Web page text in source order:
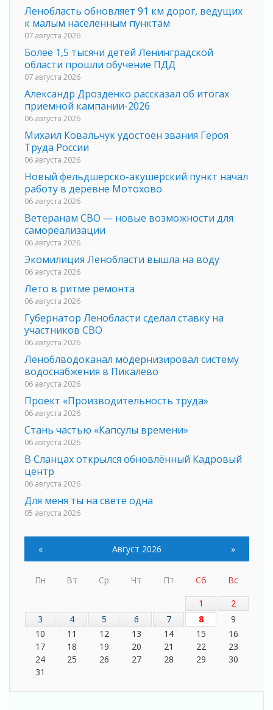
Ленобласть обновляет 91 км дорог, ведущих
к малым населенным пунктам
07 августа 2026
Более 1,5 тысячи детей Ленинградской
области прошли обучение ПДД
07 августа 2026
Александр Дрозденко рассказал об итогах
приемной кампании-2026
06 августа 2026
Михаил Ковальчук удостоен звания Героя
Труда России
06 августа 2026
Новый фельдшерско-акушерский пункт начал
работу в деревне Мотохово
06 августа 2026
Ветеранам СВО — новые возможности для
самореализации
06 августа 2026
Экомилиция Ленобласти вышла на воду
06 августа 2026
Лето в ритме ремонта
06 августа 2026
Губернатор Ленобласти сделал ставку на
участников СВО
06 августа 2026
Леноблводоканал модернизировал систему
водоснабжения в Пикалево
06 августа 2026
Проект «Производительность труда»
06 августа 2026
Стань частью «Капсулы времени»
06 августа 2026
В Сланцах открылся обновлённый Кадровый
центр
06 августа 2026
Для меня ты на свете одна
05 августа 2026
05 августа 2026
05 августа 2026
05 августа 2026
Марафон обновлений
05 августа 2026
Добровольцы огненного фронта
05 августа 2026
« Август 2026 »
Пн Вт Ср Чт Пт Сб
Вс
1
2
3
4 5 6 7 8
9
10
11 12 13 14 15
16
17
18 19 20 21 22
23
24
25 26 27 28 29
30
31